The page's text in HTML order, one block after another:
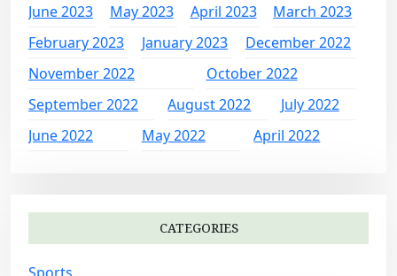
June 2023 May 2023 April 2023
March 2023
February 2023
January 2023
December 2022
November 2022
October 2022
September 2022
August 2022
July 2022
June 2022
May 2022 April 2022
CATEGORIES
Sports